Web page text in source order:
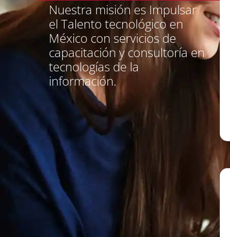
Nuestra misión es Impulsar
el Talento tecnológico en
México con servicios de
capacitación y consultoría en
tecnologías de la
información.